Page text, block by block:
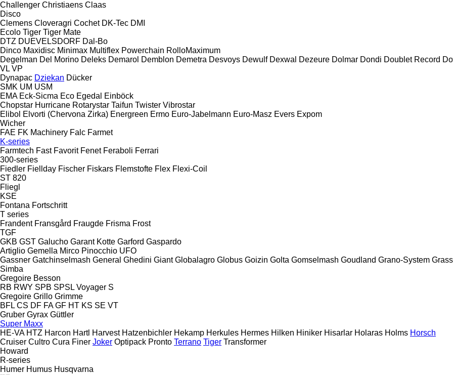
Challenger Christiaens Claas
Disco
Clemens Cloveragri Cochet DK-Tec DMI
Ecolo Tiger Tiger Mate
DTZ DUEVELSDORF Dal-Bo
Dinco Maxidisc Minimax Multiflex Powerchain RolloMaximum
Degelman Del Morino Deleks Demarol Demblon Demetra Desvoys Dewulf Dexwal Dezeure Dolmar Dondi Doublet Record
VL VP
Dynapac Dziekan Dücker
SMK UM USM
EMA Eck-Sicma Eco Egedal
Einböck
Chopstar Hurricane Rotarystar Taifun Twister Vibrostar
Elibol Elvorti (Chervona Zirka) Energreen Ermo Euro-Jabelmann Euro-Masz Evers Expom
Wicher
FAE FK Machinery Falc Farmet
K-series
Farmtech Fast Favorit Fenet Feraboli Ferrari
300-series
Fiedler Fiellday Fischer Fiskars Flemstofte Flex Flexi-Coil
ST 820
Fliegl
KSE
Fontana Fortschritt
T series
Frandent Fransgård Fraugde Frisma Frost
TGF
GKB GST Galucho Garant Kotte Garford Gaspardo
Artiglio Gemella Mirco Pinocchio UFO
Gassner Gatchinselmash General Ghedini Giant Globalagro Globus Goizin Golta Gomselmash Goudland Grano-System
Simba
Gregoire Besson
RB RWY SPB SPSL Voyager S
Gregoire Grillo Grimme
BFL CS DF FA GF HT KS SE VT
Gruber Gyrax Güttler
Super Maxx
HE-VA HTZ Harcon Hartl Harvest Hatzenbichler Hekamp Herkules Hermes Hilken Hiniker Hisarlar Holaras Holms Horsch
Cruiser Cultro Cura Finer Joker Optipack Pronto Terrano Tiger Transformer
Howard
R-series
Humer Humus Husqvarna